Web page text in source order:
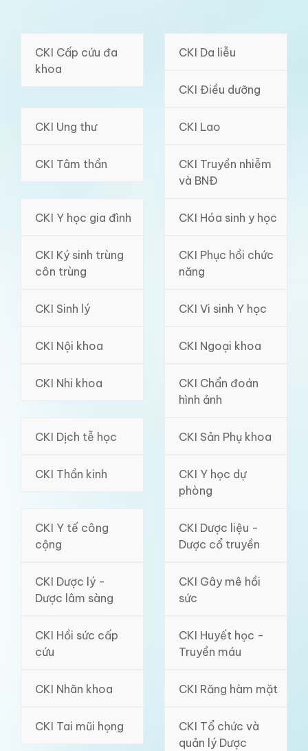
CKI Cấp cứu đa
khoa
CKI Da liễu
CKI Điều dưỡng
CKI Ung thư CKI Lao
CKI Tâm thần
CKI Truyền nhiễm
và BNĐ
CKI Y học gia đình CKI Hóa sinh y học
CKI Ký sinh trùng
côn trùng
CKI Phục hồi chức
năng
CKI Sinh lý CKI Vi sinh Y học
CKI Nội khoa CKI Ngoại khoa
CKI Nhi khoa
CKI Chẩn đoán
hình ảnh
CKI Dịch tễ học CKI Sản Phụ khoa
CKI Thần kinh
CKI Y học dự
phòng
CKI Y tế công
cộng
CKI Dược liệu -
Dược cổ truyền
CKI Dược lý -
Dược lâm sàng
CKI Gây mê hồi
sức
CKI Hồi sức cấp
cứu
CKI Huyết học -
Truyền máu
CKI Nhãn khoa CKI Răng hàm mặt
CKI Tai mũi họng
CKI Tổ chức và
quản lý Dược